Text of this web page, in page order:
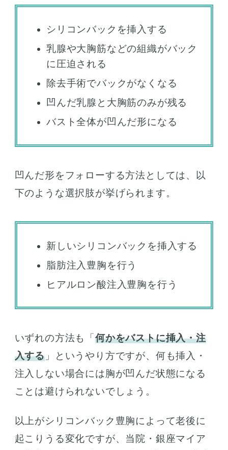
シリコンバックを挿入する
乳腺や大胸筋などの組織がバック
に圧迫される
除去手術でバックがなくなる
凹んだ乳腺と大胸筋のみが残る
バスト全体が凹んだ形になる
凹んだ形をフォローする方法としては、以
下のような選択肢が挙げられます。
新しいシリコンバックを挿入する
脂肪注入豊胸を行う
ヒアルロン酸注入豊胸を行う
いずれの方法も「何かをバストに挿入・注
入する 」というやり方ですが、何も挿入・
注入しない場合には胸が凹んだ状態になる
ことは避けられないでしょう。
以上がシリコンバック豊胸によって老後に
起こりうる変化ですが、当院・銀座マイア